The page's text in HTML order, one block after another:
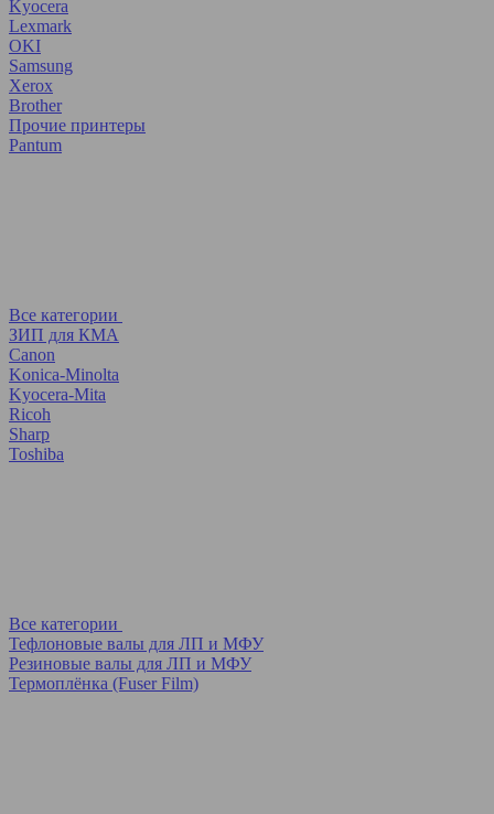
Kyocera
Lexmark
OKI
Samsung
Xerox
Brother
Прочие принтеры
Pantum
Все категории
ЗИП для КМА
Canon
Konica-Minolta
Kyocera-Mita
Ricoh
Sharp
Toshiba
Все категории
Тефлоновые валы для ЛП и МФУ
Резиновые валы для ЛП и МФУ
Термоплёнка (Fuser Film)